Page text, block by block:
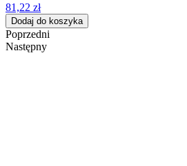
81,22 zł
Dodaj do koszyka
Poprzedni
Następny